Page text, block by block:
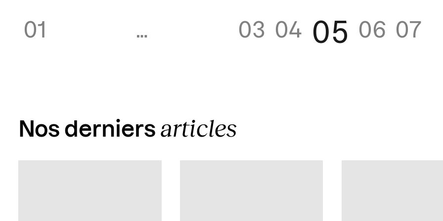
01 … 03 04 05 06 07
Nos derniers articles